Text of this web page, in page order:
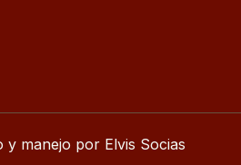
manejo por Elvis Socias